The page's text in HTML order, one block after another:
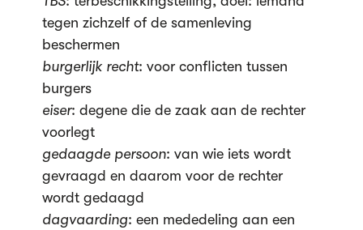
tegen zichzelf of de samenleving
beschermen
burgerlijk recht: voor conflicten tussen
burgers
eiser: degene die de zaak aan de rechter
voorlegt
gedaagde persoon: van wie iets wordt
gevraagd en daarom voor de rechter
wordt gedaagd
dagvaarding: een mededeling aan een